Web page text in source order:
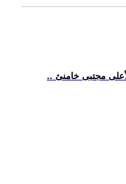
مجتبى خامنئ